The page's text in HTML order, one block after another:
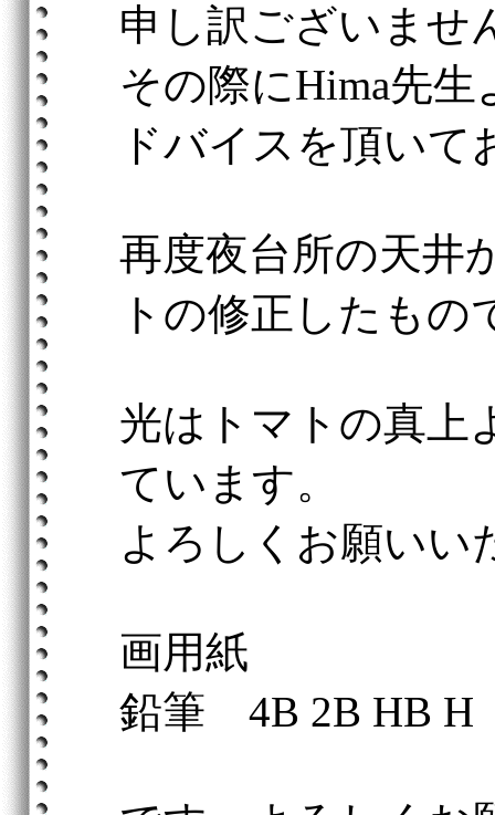
申し訳ございませ
その際にHima先
ドバイスを頂い
再度夜台所の天井
トの修正したもの
光はトマトの真上
ています。
よろしくお願いい
画用紙
鉛筆 4B 2B HB H